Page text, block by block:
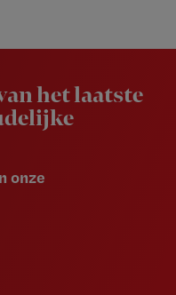
het laatste
onze